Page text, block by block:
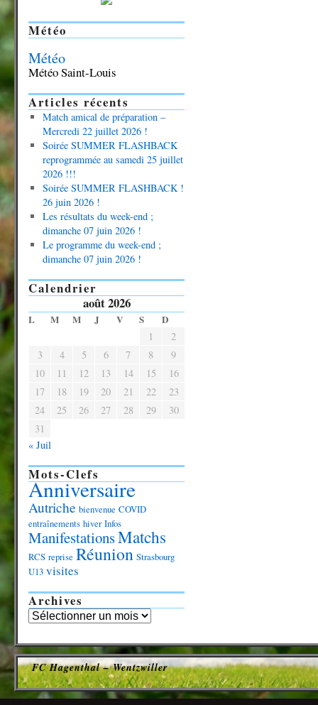
Météo
Météo
Météo Saint-Louis
Articles récents
Match amical de préparation –
Mercredi 22 juillet 2026 !
Soirée SUMMER FLASHBACK
reprogrammée au samedi 25 juillet
2026 !!!
Soirée SUMMER FLASHBACK !
26 juin 2026 !
Les résultats du week-end ;
dimanche 07 juin 2026 !
Le programme du week-end ;
dimanche 07 juin 2026 !
Calendrier
août 2026
L M M J V S D
1
2
3
4 5 6 7 8
9
10
11 12 13 14 15
16
17
18 19 20 21 22
23
24
25 26 27 28 29
30
31
« Juil
Mots-Clefs
Anniversaire
Autriche bienvenue COVID
entraînements hiver Infos
ManifestationsMatchs
RCS reprise Réunion Strasbourg
U13 visites
Archives
FC Hagenthal – Wentzwiller